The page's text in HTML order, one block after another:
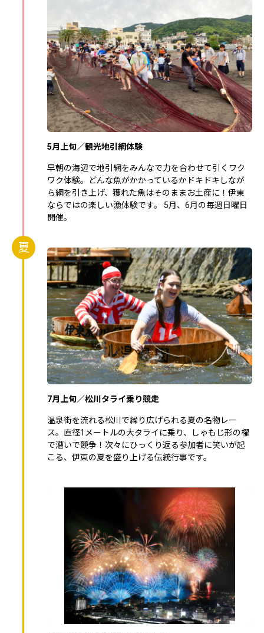
5月上旬／観光地引網体験
早朝の海辺で地引網をみんなで力を合わせて引くワク
ワク体験。どんな魚がかかっているかドキドキしなが
ら網を引き上げ、獲れた魚はそのままお土産に！伊東
ならではの楽しい漁体験です。 5月、6月の毎週日曜日
開催。
夏
7月上旬／松川タライ乗り競走
温泉街を流れる松川で繰り広げられる夏の名物レー
ス。直径1メートルの大タライに乗り、しゃもじ形の櫂
で漕いで競争！次々にひっくり返る参加者に笑いが起
こる、伊東の夏を盛り上げる伝統行事です。